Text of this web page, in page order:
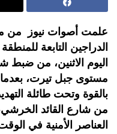
علمت أصوات نيوز من
الدراجين التابعة
اليوم الاثنين، من
مستوى جبل تيرت، بعدما
بالقوة وتحت طائلة
من شارع القائد
العناصر الأمنية في